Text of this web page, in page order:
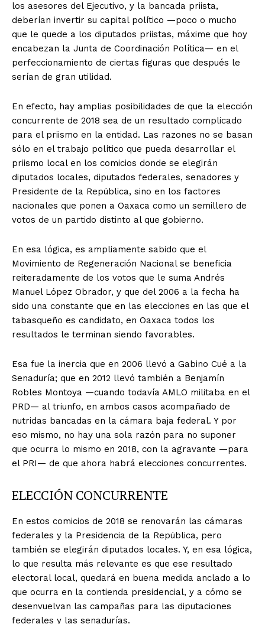
los asesores del Ejecutivo, y la bancada priista,
deberían invertir su capital político —poco o mucho
que le quede a los diputados priistas, máxime que hoy
encabezan la Junta de Coordinación Política— en el
perfeccionamiento de ciertas figuras que después le
serían de gran utilidad.
En efecto, hay amplias posibilidades de que la elección
concurrente de 2018 sea de un resultado complicado
para el priismo en la entidad. Las razones no se basan
sólo en el trabajo político que pueda desarrollar el
priismo local en los comicios donde se elegirán
diputados locales, diputados federales, senadores y
Presidente de la República, sino en los factores
nacionales que ponen a Oaxaca como un semillero de
votos de un partido distinto al que gobierno.
En esa lógica, es ampliamente sabido que el
Movimiento de Regeneración Nacional se beneficia
reiteradamente de los votos que le suma Andrés
Manuel López Obrador, y que del 2006 a la fecha ha
sido una constante que en las elecciones en las que el
tabasqueño es candidato, en Oaxaca todos los
resultados le terminan siendo favorables.
Esa fue la inercia que en 2006 llevó a Gabino Cué a la
Senaduría; que en 2012 llevó también a Benjamín
Robles Montoya —cuando todavía AMLO militaba en el
PRD— al triunfo, en ambos casos acompañado de
nutridas bancadas en la cámara baja federal. Y por
eso mismo, no hay una sola razón para no suponer
que ocurra lo mismo en 2018, con la agravante —para
el PRI— de que ahora habrá elecciones concurrentes.
ELECCIÓN CONCURRENTE
En estos comicios de 2018 se renovarán las cámaras
federales y la Presidencia de la República, pero
también se elegirán diputados locales. Y, en esa lógica,
lo que resulta más relevante es que ese resultado
electoral local, quedará en buena medida anclado a lo
que ocurra en la contienda presidencial, y a cómo se
desenvuelvan las campañas para las diputaciones
federales y las senadurías.